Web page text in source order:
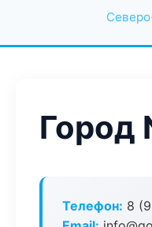
Город
Телефон: 8